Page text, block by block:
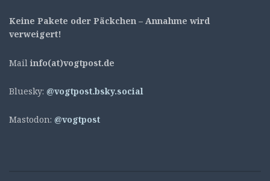
Keine Pakete oder Päckchen – Annahme wird
verweigert!
Mail info(at)vogtpost.de
Bluesky: @vogtpost.bsky.social
Mastodon: @vogtpost